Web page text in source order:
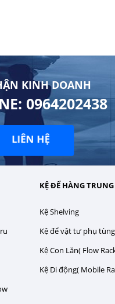
KINH DOANH
0964202438
LIÊN HỆ
KỆ ĐỂ HÀNG
Kệ Shelving
Kệ để vật tư phụ tùng
Kệ Con Lăn( Flow
Kệ Di động( Mobile